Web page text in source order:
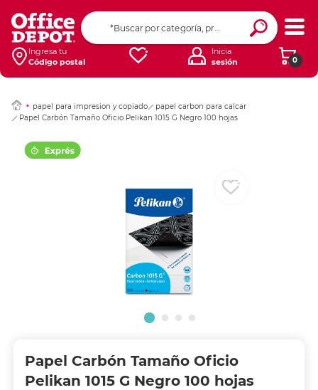
Ingresa tu
Código postal
0
Inicia
sesión
papel para impresion y copiado
papel carbon para calcar
Papel Carbón Tamaño Oficio Pelikan 1015 G Negro 100 hojas
Papel Carbón Tamaño Oficio
Pelikan 1015 G Negro 100 hojas
Ingresar Codigo